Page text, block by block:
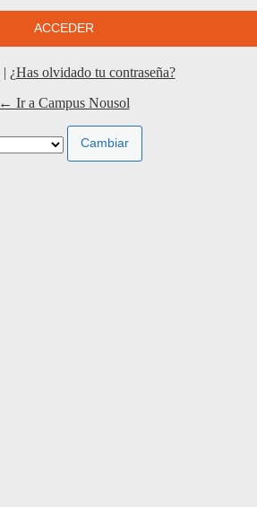
| ¿Has olvidado tu contraseña?
← Ir a Campus Nousol